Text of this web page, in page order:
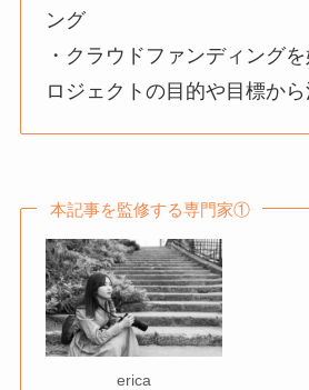
ング
・クラウドファンディング
ロジェクトの目的や目標から
本記事を監修する専門家①
erica